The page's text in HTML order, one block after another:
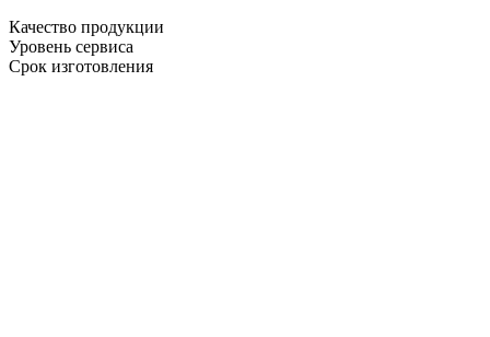
Качество продукции
Уровень сервиса
Срок изготовления